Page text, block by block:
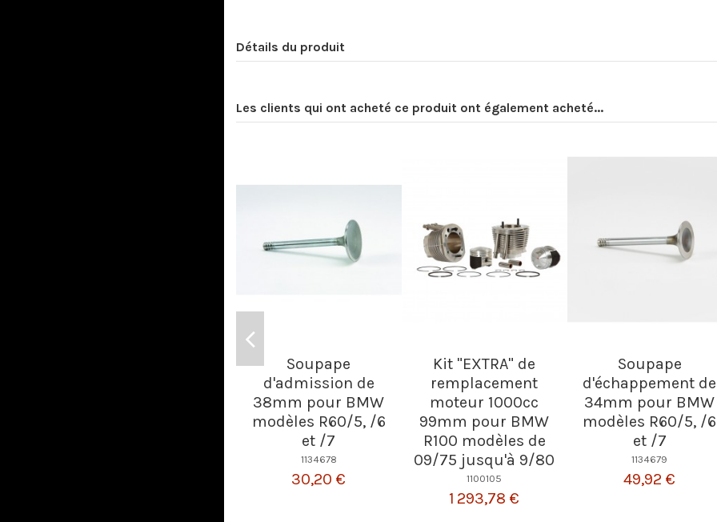
Détails du produit
Les clients qui ont acheté ce produit ont également acheté...
Soupape
d'admission de
38mm pour BMW
modèles R60/5, /6
et /7
1134678
30,20 €
Kit "EXTRA" de
remplacement
moteur 1000cc
99mm pour BMW
R100 modèles de
09/75 jusqu'à 9/80
1100105
1 293,78 €
Soupape
d'échappement de
34mm pour BMW
modèles R60/5, /6
et /7
1134679
49,92 €